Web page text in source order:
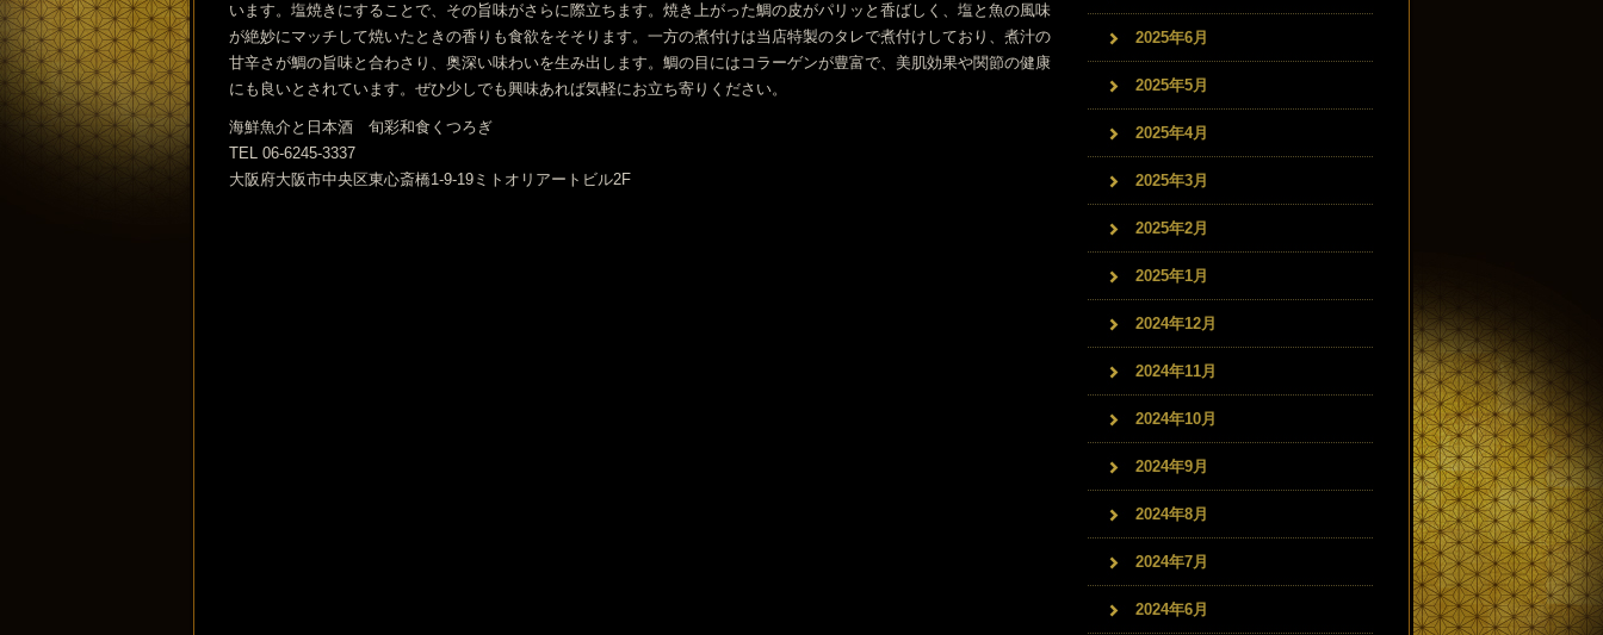
います。塩焼きにすることで、その旨味がさらに際立ちます。焼き上がった鯛の皮がパリッと香ばしく、塩と魚の風味
が絶妙にマッチして焼いたときの香りも食欲をそそります。一方の煮付けは当店特製のタレで煮付けしており、煮汁の
甘辛さが鯛の旨味と合わさり、奥深い味わいを生み出します。鯛の目にはコラーゲンが豊富で、美肌効果や関節の健康
にも良いとされています。ぜひ少しでも興味あれば気軽にお立ち寄りください。
海鮮魚介と日本酒 旬彩和食くつろぎ
TEL 06-6245-3337
大阪府大阪市中央区東心斎橋1-9-19ミトオリアートビル2F
2025年6月
2025年5月
2025年4月
2025年3月
2025年2月
2025年1月
2024年12月
2024年11月
2024年10月
2024年9月
2024年8月
2024年7月
2024年6月